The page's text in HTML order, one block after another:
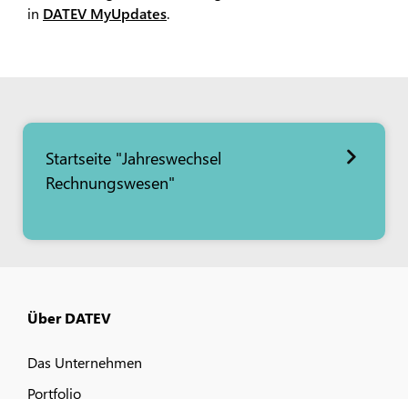
in DATEV MyUpdates.
Startseite "Jahreswechsel
Rechnungswesen"
Über DATEV
Das Unternehmen
Portfolio